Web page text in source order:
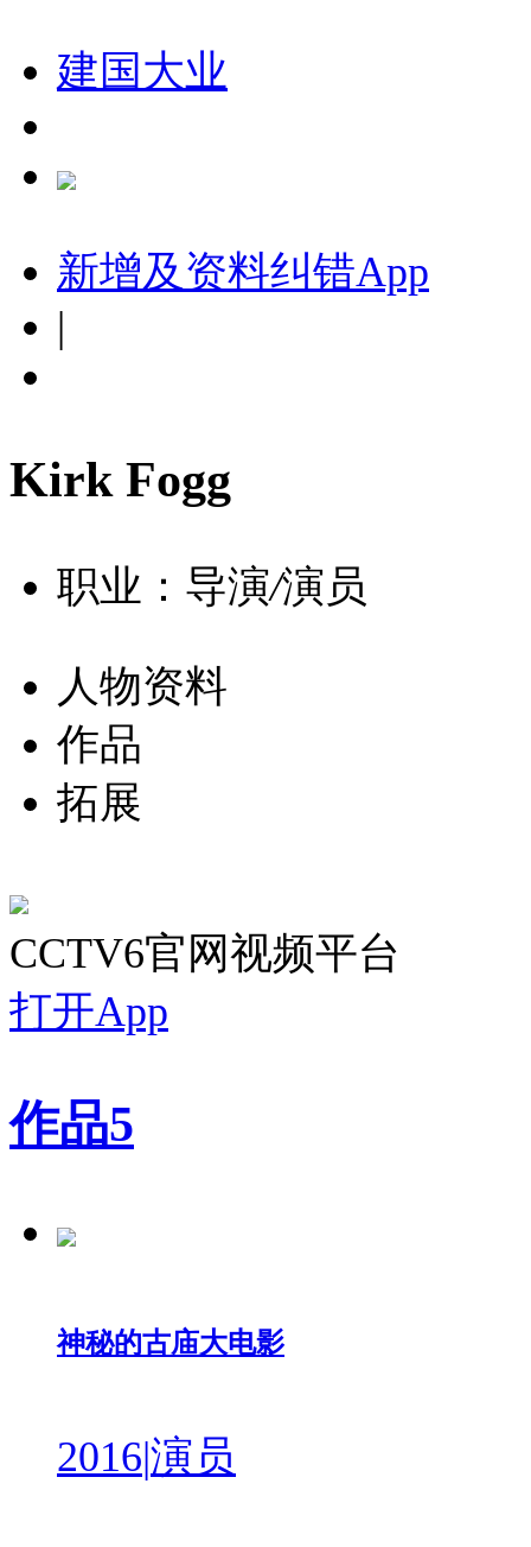
建国大业
新增及资料纠错App
|
Kirk Fogg
职业：导演/演员
人物资料
作品
拓展
CCTV6官网视频平台
打开App
作品5
神秘的古庙大电影
2016|演员